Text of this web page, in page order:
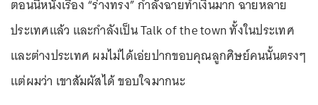
ตอนนี้หนังเรื่อง “ร่างทรง” กำลังฉายทำเงินมาก ฉายหลาย
ประเทศแล้ว และกำลังเป็น Talk of the town ทั้งในประเทศ
และต่างประเทศ ผมไม่ได้เอ่ยปากขอบคุณลูกศิษย์คนนั้นตรงๆ
แต่ผมว่า เขาสัมผัสได้ ขอบใจมากนะ